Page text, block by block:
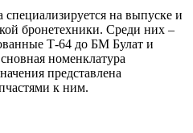
на выпуске и
бронетехники. Среди них –
Т-64 до БМ Булат и
номенклатура
представлена
к ним.